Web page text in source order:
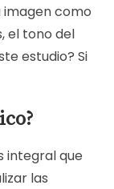
como
el tono del
estudio? Si
integral que
las